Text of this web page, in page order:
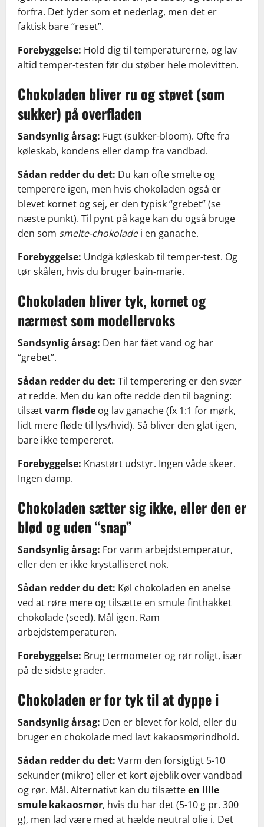
forfra. Det lyder som et nederlag, men det er
faktisk bare “reset”.
Forebyggelse: Hold dig til temperaturerne, og lav
altid temper-testen før du støber hele molevitten.
Chokoladen bliver ru og støvet (som
sukker) på overfladen
Sandsynlig årsag: Fugt (sukker-bloom). Ofte fra
køleskab, kondens eller damp fra vandbad.
Sådan redder du det: Du kan ofte smelte og
temperere igen, men hvis chokoladen også er
blevet kornet og sej, er den typisk “grebet” (se
næste punkt). Til pynt på kage kan du også bruge
den som smelte-chokoladei en ganache.
Forebyggelse: Undgå køleskab til temper-test. Og
tør skålen, hvis du bruger bain-marie.
Chokoladen bliver tyk, kornet og
nærmest som modellervoks
Sandsynlig årsag: Den har fået vand og har
“grebet”.
Sådan redder du det: Til temperering er den svær
at redde. Men du kan ofte redde den til bagning:
tilsætvarm fløde og lav ganache (fx 1:1 for mørk,
lidt mere fløde til lys/hvid). Så bliver den glat igen,
bare ikke tempereret.
Forebyggelse: Knastørt udstyr. Ingen våde skeer.
Ingen damp.
Chokoladen sætter sig ikke, eller den er
blød og uden “snap”
Sandsynlig årsag: For varm arbejdstemperatur,
eller den er ikke krystalliseret nok.
Sådan redder du det: Køl chokoladen en anelse
ved at røre mere og tilsætte en smule finthakket
chokolade (seed). Mål igen. Ram
arbejdstemperaturen.
Forebyggelse: Brug termometer og rør roligt, især
på de sidste grader.
Chokoladen er for tyk til at dyppe i
Sandsynlig årsag: Den er blevet for kold, eller du
bruger en chokolade med lavt kakaosmørindhold.
Sådan redder du det: Varm den forsigtigt 5-10
sekunder (mikro) eller et kort øjeblik over vandbad
og rør. Mål. Alternativt kan du tilsætteen lille
smule kakaosmør, hvis du har det (5-10 g pr. 300
g), men lad være med at hælde neutral olie i. Det